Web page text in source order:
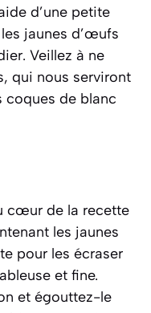
d’une petite
jaunes d’œufs
Veillez à ne
qui nous serviront
coques de blanc
cœur de la recette
les jaunes
pour les écraser
et fine.
et égouttez-le